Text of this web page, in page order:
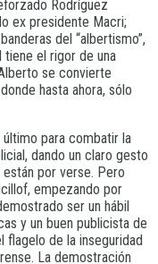
Rodríguez
ex presidente Macri;
del “albertismo”,
tiene el rigor de una
se convierte
hasta ahora, sólo
para combatir la
dando un claro gesto
por verse. Pero
empezando por
ser un hábil
y un buen publicista de
de la inseguridad
La demostración